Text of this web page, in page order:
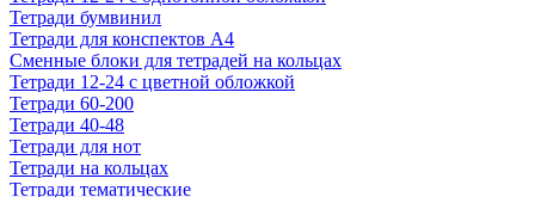
Тетради бумвинил
Тетради для конспектов А4
Сменные блоки для тетрадей на кольцах
Тетради 12-24 с цветной обложкой
Тетради 60-200
Тетради 40-48
Тетради для нот
Тетради на кольцах
Тетради тематические